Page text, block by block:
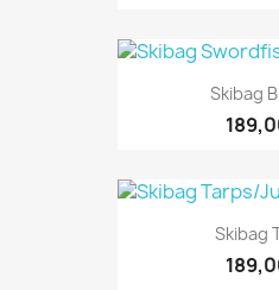
Skibag
Skibag